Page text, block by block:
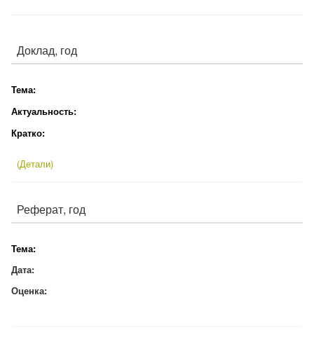
Доклад, год
Тема:
Актуальность:
Кратко:
(Детали)
Реферат, год
Тема:
Дата:
Оценка: